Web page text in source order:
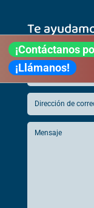
Te
curso
¡Contáctanos
¡Llámanos!